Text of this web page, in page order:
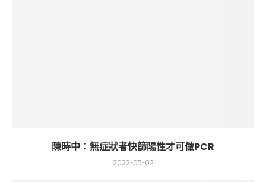
陳時中：無症狀者快篩陽性才可做PCR
2022-05-02